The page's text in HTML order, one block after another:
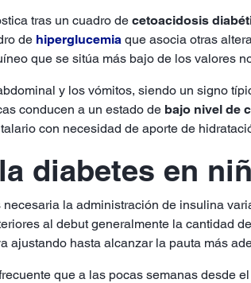
tras un cuadro de cetoacidosis
de hiperglucemia que asocia otras
que se sitúa más bajo de los valores
y los vómitos, siendo un signo
conducen a un estado de bajo nivel de
con necesidad de aporte de
diabetes en
la administración de insulina
al debut generalmente la cantidad
ajustando hasta alcanzar la pauta más
que a las pocas semanas desde